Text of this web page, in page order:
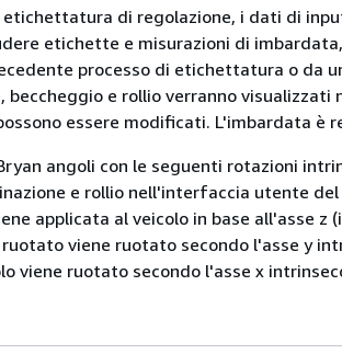
etichettatura di regolazione, i dati di
etichette e misurazioni di
processo di etichettatura o da
beccheggio e rollio verranno
essere modificati. L'imbardata è
angoli con le seguenti rotazioni
e rollio nell'interfaccia utente
applicata al veicolo in base all'asse z
viene ruotato secondo l'asse y
viene ruotato secondo l'asse x